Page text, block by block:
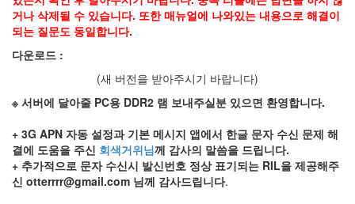
거나 삭제될 수 있습니다. 또한 매뉴얼에 나와있는 내용으로 해결이
되는 질문도 동일합니다.
다운로드 :
(새 버전을 받아주시기 바랍니다)
※ 서버에 달아줄 PC용 DDR2 램 보내주실분 있으면 환영합니다.
+ 3G APN 자동 설정과 기본 메시지 앱에서 한글 문자 수신 문제 해
결에 도움을 주신 회색거위님께 감사의 말씀을 드립니다.
+ 추가적으로 문자 수신시 발신번호 정상 표기되는 RIL을 제공해주
신 otterrrr@gmail.com 님께 감사드립니다.
박
PGM2010
산
아
이
콘
A333